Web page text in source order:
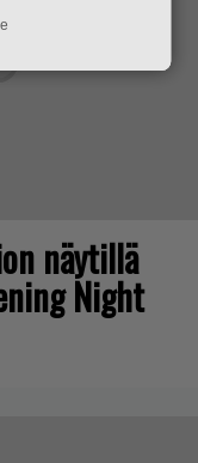
näytillä
Night